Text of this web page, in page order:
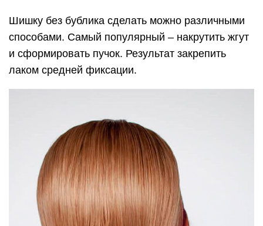
Шишку без бублика сделать можно различными
способами. Самый популярный – накрутить жгут
и сформировать пучок. Результат закрепить
лаком средней фиксации.